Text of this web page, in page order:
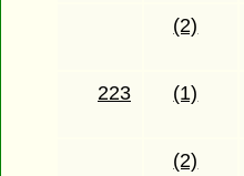
(2)
223
(1)
(2)